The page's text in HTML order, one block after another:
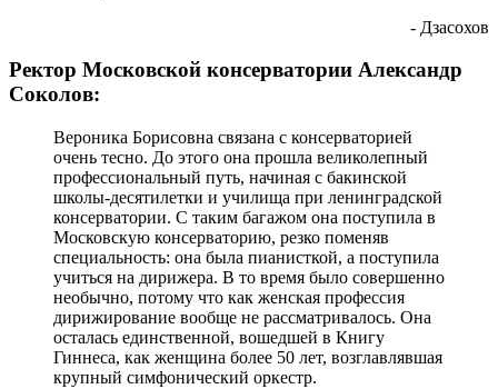
- Дзасохов
Ректор Московской консерватории Александр
Соколов:
Вероника Борисовна связана с консерваторией
очень тесно. До этого она прошла великолепный
профессиональный путь, начиная с бакинской
школы-десятилетки и училища при ленинградской
консерватории. С таким багажом она поступила в
Московскую консерваторию, резко поменяв
специальность: она была пианисткой, а поступила
учиться на дирижера. В то время было совершенно
необычно, потому что как женская профессия
дирижирование вообще не рассматривалось. Она
осталась единственной, вошедшей в Книгу
Гиннеса, как женщина более 50 лет, возглавлявшая
крупный симфонический оркестр.